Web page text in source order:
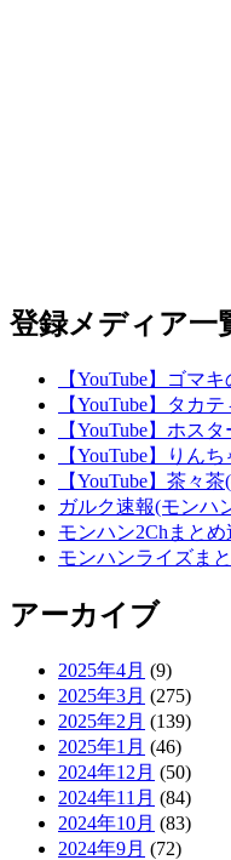
登録メディア一
【YouTube】ゴマ
【YouTube】タカ
【YouTube】ホス
【YouTube】りん
【YouTube】茶々茶
ガルク速報(モンハ
モンハン2Chまとめ
モンハンライズま
アーカイブ
2025年4月 (9)
2025年3月 (275)
2025年2月 (139)
2025年1月 (46)
2024年12月 (50)
2024年11月 (84)
2024年10月 (83)
2024年9月 (72)